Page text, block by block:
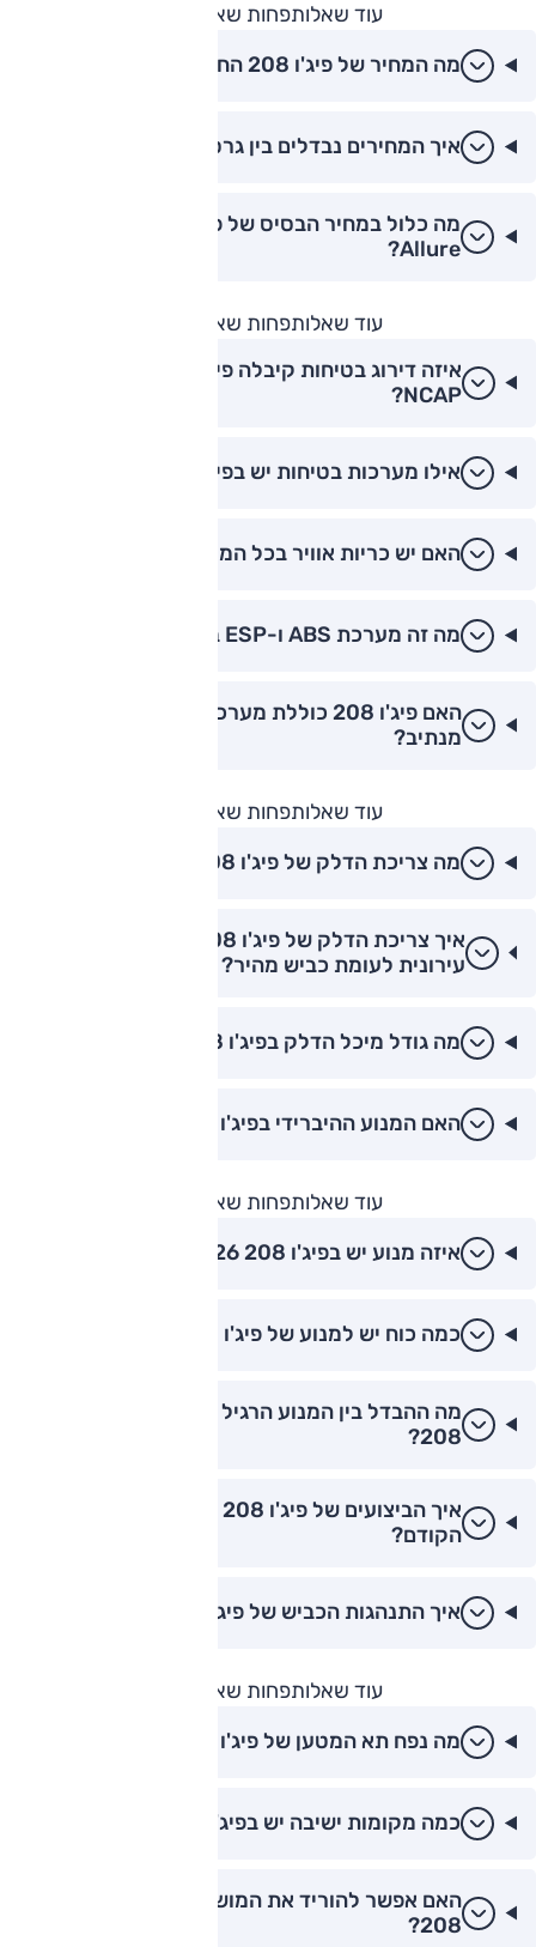
עוד שאלותפחות שאלות
מה המחיר של פיג'ו 208 החדשה ב-2026?
איך המחירים נבדלים בין גרסאות הפיג'ו 208?
Allure?
עוד שאלותפחות שאלות
NCAP?
אילו מערכות בטיחות יש בפיג'ו 208 2026?
האם יש כריות אוויר בכל המושבים בפיג'ו 208?
מה זה מערכת ABS ו-ESP בפיג'ו 208?
האם פיג'ו 208 כוללת מערכת התרעה על יציאה
מנתיב?
עוד שאלותפחות שאלות
מה צריכת הדלק של פיג'ו 208 2026?
עירונית לעומת כביש מהיר?
מה גודל מיכל הדלק בפיג'ו 208?
האם המנוע ההיברידי בפיג'ו 208 חוסך יותר דלק?
עוד שאלותפחות שאלות
איזה מנוע יש בפיג'ו 208 2026?
כמה כוח יש למנוע של פיג'ו 208 החדשה?
מה ההבדל בין המנוע הרגיל לזה ההיברידי בפיג'ו
208?
הקודם?
איך התנהגות הכביש של פיג'ו 208?
עוד שאלותפחות שאלות
מה נפח תא המטען של פיג'ו 208?
כמה מקומות ישיבה יש בפיג'ו 208 2026?
האם אפשר להוריד את המושבים האחוריים בפיג'ו
208?